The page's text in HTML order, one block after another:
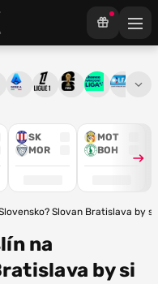
SK
MOR
MOT
BOH
Serie ALigue 1Mistrovství světa
Chance3. ČFL
Slovan Bratislava by
na
by si